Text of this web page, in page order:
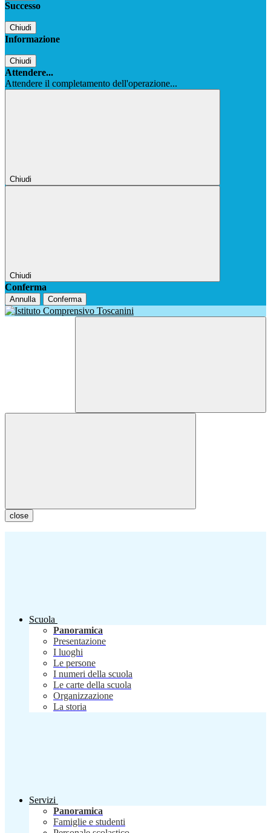
Successo
Chiudi
Informazione
Chiudi
Attendere...
Attendere il completamento dell'operazione...
Chiudi
Chiudi
Conferma
Annulla Conferma
close
Scuola
Panoramica
Presentazione
I luoghi
Le persone
I numeri della scuola
Le carte della scuola
Organizzazione
La storia
Servizi
Panoramica
Famiglie e studenti